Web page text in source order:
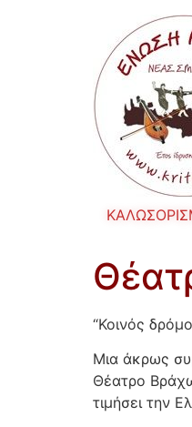
“Κοινός
Μια άκρως
Θέατρο
τιμήσει την